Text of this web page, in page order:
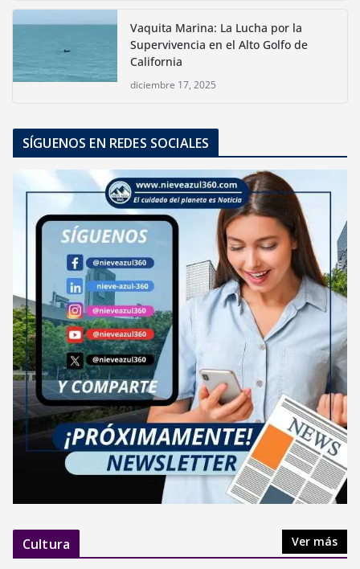
Vaquita Marina: La Lucha por la
Supervivencia en el Alto Golfo de
California
diciembre 17, 2025
SÍGUENOS EN REDES SOCIALES
Cultura Ver más